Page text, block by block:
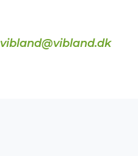
vibland@vibland.dk